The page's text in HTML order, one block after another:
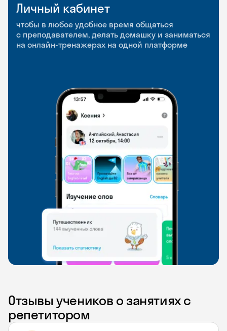
Личный кабинет
чтобы в любое удобное время общаться
с преподавателем, делать домашку и заниматься
на онлайн-тренажерах на одной платформе
Мобильное
приложение
чтобы заниматься и изучать новые слова где
и когда удобно
Разговорные клубы
и Talks
Групповые занятия для разговорной практики
и индивидуальные встречи с преподавателями
Отзывы учеников о занятиях с
репетитором